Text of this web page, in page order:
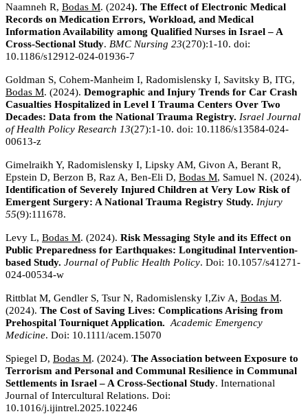
Naamneh R, Bodas M. (2024). The Effect of Electronic Medical
Records on Medication Errors, Workload, and Medical
Information Availability among Qualified Nurses in Israel – A
Cross-Sectional Study. BMC Nursing 23(270):1-10. doi:
10.1186/s12912-024-01936-7
Goldman S, Cohem-Manheim I, Radomislensky I, Savitsky B, ITG,
Bodas M. (2024). Demographic and Injury Trends for Car Crash
Casualties Hospitalized in Level I Trauma Centers Over Two
Decades: Data from the National Trauma Registry. Israel Journal
of Health Policy Research 13(27):1-10. doi: 10.1186/s13584-024-
00613-z
Gimelraikh Y, Radomislensky I, Lipsky AM, Givon A, Berant R,
Epstein D, Berzon B, Raz A, Ben-Eli D, Bodas M, Samuel N. (2024).
Identification of Severely Injured Children at Very Low Risk of
Emergent Surgery: A National Trauma Registry Study. Injury
55(9):111678.
Levy L, Bodas M. (2024). Risk Messaging Style and its Effect on
Public Preparedness for Earthquakes: Longitudinal Intervention-
based Study. Journal of Public Health Policy. Doi: 10.1057/s41271-
024-00534-w
Rittblat M, Gendler S, Tsur N, Radomislensky I,Ziv A, Bodas M.
(2024). The Cost of Saving Lives: Complications Arising from
Prehospital Tourniquet Application. Academic Emergency
Medicine. Doi: 10.1111/acem.15070
Spiegel D, Bodas M. (2024). The Association between Exposure to
Terrorism and Personal and Communal Resilience in Communal
Settlements in Israel – A Cross-Sectional Study. International
Journal of Intercultural Relations. Doi:
10.1016/j.ijintrel.2025.102246